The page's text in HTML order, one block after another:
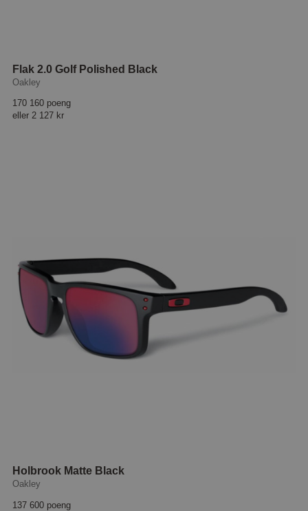
Flak 2.0 Golf Polished Black
Oakley
170 160 poeng
eller 2 127 kr
Holbrook Matte Black
Oakley
137 600 poeng